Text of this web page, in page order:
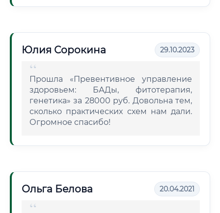
Юлия Сорокина 29.10.2023
Прошла «Превентивное управление
здоровьем: БАДы, фитотерапия,
генетика» за 28000 руб. Довольна тем,
сколько практических схем нам дали.
Огромное спасибо!
Ольга Белова 20.04.2021